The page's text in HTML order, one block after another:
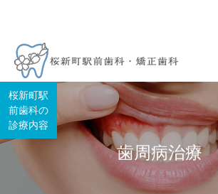
歯周病治療
桜新町駅
前歯科の
診療内容